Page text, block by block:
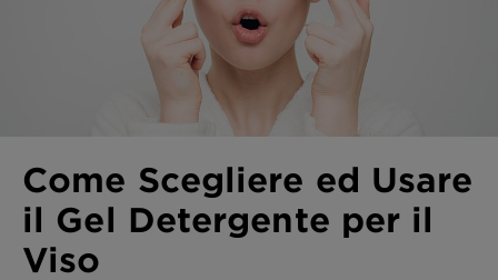
Come Scegliere ed Usare
il Gel Detergente per il
Viso